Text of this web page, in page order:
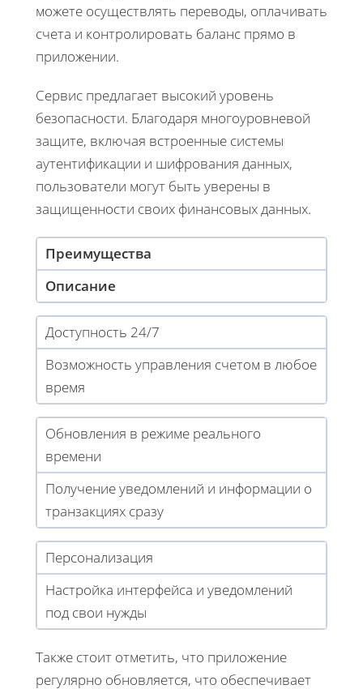
можете осуществлять переводы, оплачивать
счета и контролировать баланс прямо в
приложении.
Сервис предлагает высокий уровень
безопасности. Благодаря многоуровневой
защите, включая встроенные системы
аутентификации и шифрования данных,
пользователи могут быть уверены в
защищенности своих финансовых данных.
Преимущества
Описание
Доступность 24/7
Возможность управления счетом в любое
время
Обновления в режиме реального
времени
Получение уведомлений и информации о
транзакциях сразу
Персонализация
Настройка интерфейса и уведомлений
под свои нужды
Также стоит отметить, что приложение
регулярно обновляется, что обеспечивает